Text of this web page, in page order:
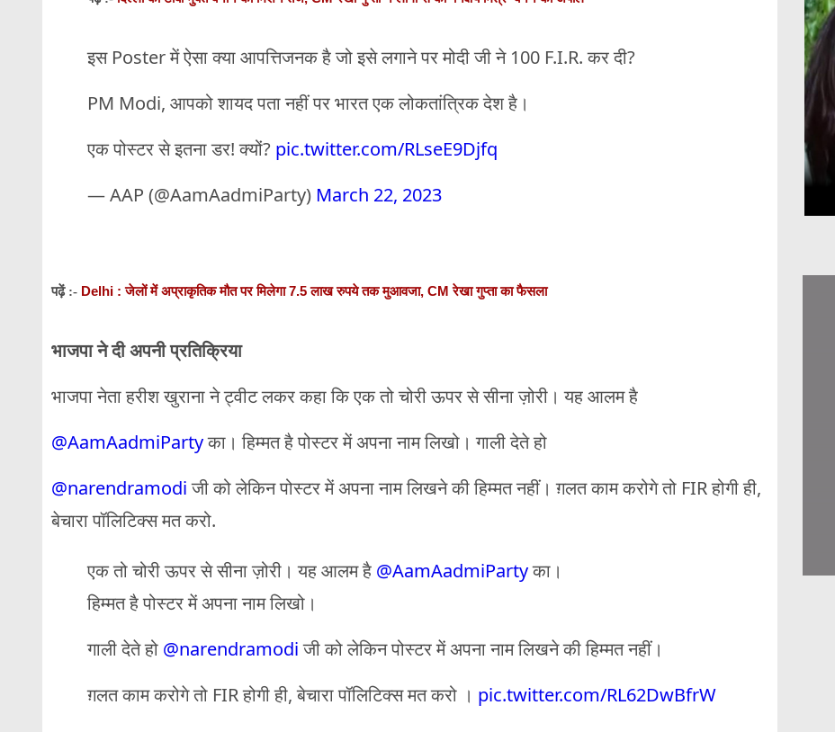
इस Poster में ऐसा क्या आपत्तिजनक है जो इसे लगाने पर मोदी जी ने 100 F.I.R. कर दी?
PM Modi, आपको शायद पता नहीं पर भारत एक लोकतांत्रिक देश है।
एक पोस्टर से इतना डर! क्यों? pic.twitter.com/RLseE9Djfq
— AAP (@AamAadmiParty) March 22, 2023
पढ़ें :- Delhi : जेलों में अप्राकृतिक मौत पर मिलेगा 7.5 लाख रुपये तक मुआवजा, CM रेखा गुप्ता का फैसला
भाजपा ने दी अपनी प्रतिक्रिया
भाजपा नेता हरीश खुराना ने ट्वीट लकर कहा कि एक तो चोरी ऊपर से सीना ज़ोरी। यह आलम है
@AamAadmiPartyका। हिम्मत है पोस्टर में अपना नाम लिखो। गाली देते हो
@narendramodiजी को लेकिन पोस्टर में अपना नाम लिखने की हिम्मत नहीं। ग़लत काम करोगे तो FIR होगी ही,
बेचारा पॉलिटिक्स मत करो.
एक तो चोरी ऊपर से सीना ज़ोरी। यह आलम है @AamAadmiPartyका।
हिम्मत है पोस्टर में अपना नाम लिखो।
गाली देते हो @narendramodiजी को लेकिन पोस्टर में अपना नाम लिखने की हिम्मत नहीं।
ग़लत काम करोगे तो FIR होगी ही, बेचारा पॉलिटिक्स मत करो । pic.twitter.com/RL62DwBfrW